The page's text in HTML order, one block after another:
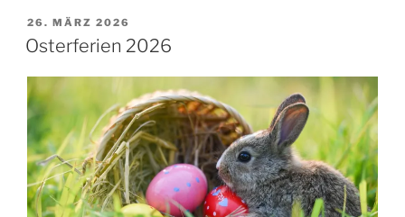
VERÖFFENTLICHT
AM
26. MÄRZ 2026
Osterferien 2026